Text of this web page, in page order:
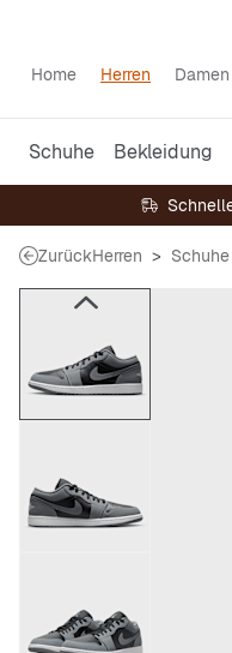
Home Herren Damen
Schuhe Bekleidung
ZurückHerren Schuhe